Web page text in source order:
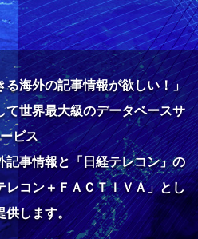
る海外の記事情報が欲しい！」
て世界最大級のデータベースサ
ービス
記事情報と「日経テレコン」の
レコン＋ＦＡＣＴＩＶＡ」とし
供します。